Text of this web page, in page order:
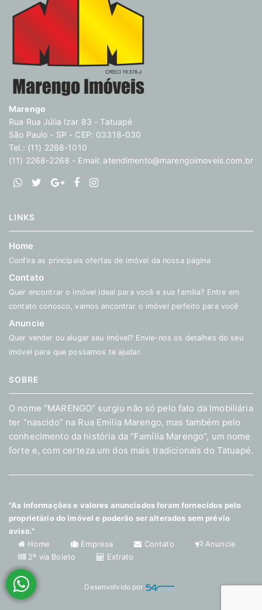
Marengo
Rua Rua Júlia Izar 83 - Tatuapé
São Paulo - SP - CEP: 03318-030
Tel.: (11) 2268-1010
(11) 2268-2268 - Email: atendimento@marengoimoveis.com.br
LINKS
Home
Confira as principais ofertas de imóvel da nossa página
Contato
Quer encontrar o imóvel ideal para você e sua família? Entre em
contato conosco, vamos encontrar o imóvel perfeito para você
Anuncie
Quer vender ou alugar seu imóvel? Envie-nos os detalhes do seu
imóvel para que possamos te ajudar.
SOBRE
O nome “MARENGO” surgiu não só pelo fato da Imobiliária
ter “nascido” na Rua Emilia Marengo, mas também pelo
conhecimento da história da “Família Marengo”, um nome
forte e, com certeza um dos mais tradicionais do Tatuapé.
"As informações e valores anunciados foram fornecidos pelo
proprietário do imóvel e poderão ser alterados sem prévio
aviso."
Home
Empresa Contato
Anuncie
2º via Boleto
Extrato
Desenvolvido por